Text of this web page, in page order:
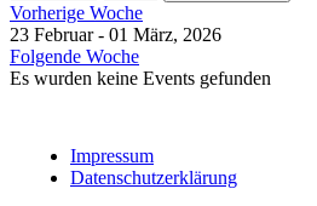
Vorherige Woche
23 Februar - 01 März, 2026
Folgende Woche
Es wurden keine Events gefunden
Impressum
Datenschutzerklärung